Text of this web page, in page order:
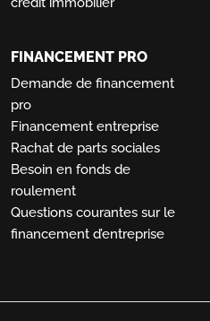
FINANCEMENT PRO
Demande de financement
pro
Financement entreprise
Rachat de parts sociales
Besoin en fonds de
roulement
Questions courantes sur le
financement d’entreprise